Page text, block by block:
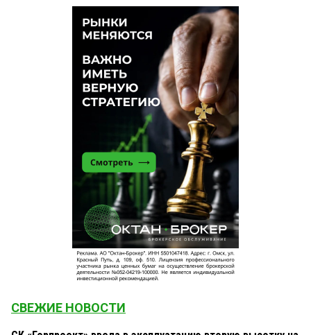
СВЕЖИЕ НОВОСТИ